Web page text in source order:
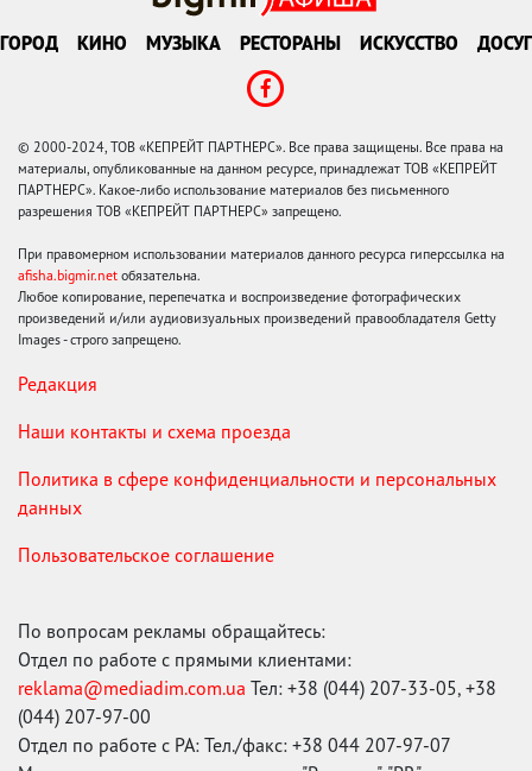
ГОРОД КИНО МУЗЫКА РЕСТОРАНЫ ИСКУССТВО ДОСУГ
© 2000-2024, ТОВ «КЕПРЕЙТ ПАРТНЕРС». Все права защищены. Все права на
материалы, опубликованные на данном ресурсе, принадлежат ТОВ «КЕПРЕЙТ
ПАРТНЕРС». Какое-либо использование материалов без письменного
разрешения ТОВ «КЕПРЕЙТ ПАРТНЕРС» запрещено.
При правомерном использовании материалов данного ресурса гиперссылка на
afisha.bigmir.net обязательна.
Любое копирование, перепечатка и воспроизведение фотографических
произведений и/или аудиовизуальных произведений правообладателя Getty
Images - строго запрещено.
Редакция
Наши контакты и схема проезда
Политика в сфере конфиденциальности и персональных
данных
Пользовательское соглашение
По вопросам рекламы обращайтесь:
Отдел по работе с прямыми клиентами:
reklama@mediadim.com.ua Тел: +38 (044) 207-33-05, +38
(044) 207-97-00
Отдел по работе с РА: Тел./факс: +38 044 207-97-07